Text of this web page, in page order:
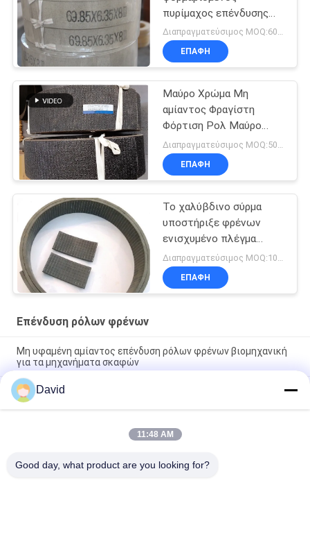
πυρίμαχος επένδυσης
φρένων αμιάντων
ελεύθερος εύκαμπτος
Διαπραγματεύσιμος MOQ:600 κλ
ΕΠΑΦΉ
Μαύρο Χρώμα Μη
αμίαντος Φραγίστη
Φόρτιση Ρολ Μαύρο
υφασμένο Φραγίστη
Φόρτιση Σκοτεινή
Φραγίστη
Διαπραγματεύσιμος MOQ:500 χιλιοστά
ΕΠΑΦΉ
Το χαλύβδινο σύρμα
υποστήριξε φρένων
ενισχυμένο πλέγμα
λαστιχένιο υλικό
χάλυβα ρόλων
φορμαρισμένο το
ΕΠΑΦΉ
Επένδυση ρόλων φρένων
Μη υφαμένη αμίαντος επένδυση ρόλων φρένων βιομηχανική
για τα μηχανήματα σκαφών
Ανταλλακτικά Τρακτέρ Αυτοκινήτων Επένδυση Φρένων με
Χαλκό και Ορείχαλκο για Ταμπούρα Φρένων και Πέδιλα
Φρένων
Viscose γυαλιού υλική ISO9001 ζωνών φρένων ινών
David
11:48 AM
Good day, what product are you looking for?